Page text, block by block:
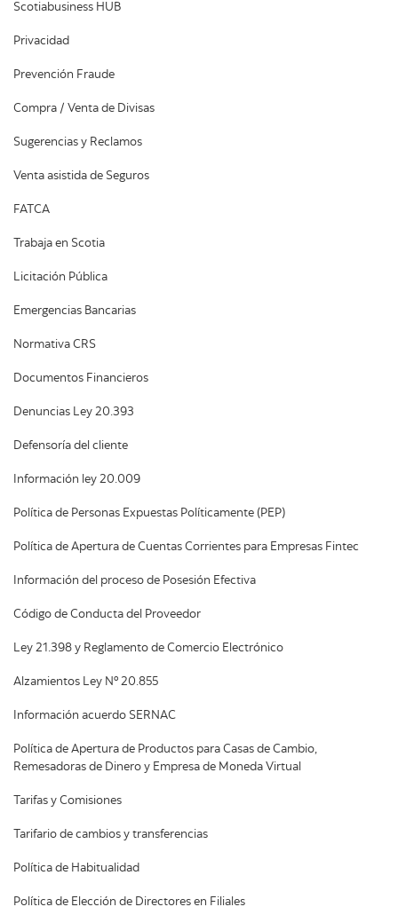
Scotiabusiness HUB
Privacidad
Prevención Fraude
Compra / Venta de Divisas
Sugerencias y Reclamos
Venta asistida de Seguros
FATCA
Trabaja en Scotia
Licitación Pública
Emergencias Bancarias
Normativa CRS
Documentos Financieros
Denuncias Ley 20.393
Defensoría del cliente
Información ley 20.009
Política de Personas Expuestas Políticamente (PEP)
Política de Apertura de Cuentas Corrientes para Empresas Fintec
Información del proceso de Posesión Efectiva
Código de Conducta del Proveedor
Ley 21.398 y Reglamento de Comercio Electrónico
Alzamientos Ley Nº 20.855
Información acuerdo SERNAC
Política de Apertura de Productos para Casas de Cambio,
Remesadoras de Dinero y Empresa de Moneda Virtual
Tarifas y Comisiones
Tarifario de cambios y transferencias
Política de Habitualidad
Política de Elección de Directores en Filiales